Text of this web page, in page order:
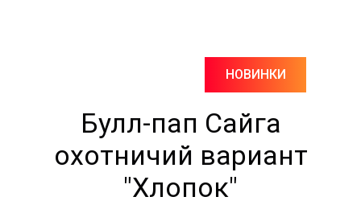
Булл-пап Сайга
охотничий вариант
"Хлопок"
НОВИНКИ